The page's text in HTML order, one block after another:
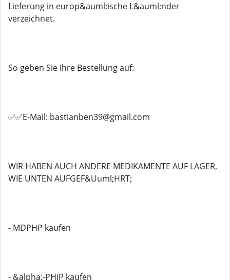
Lieferung in europ&auml;ische L&auml;nder
verzeichnet.
So geben Sie Ihre Bestellung auf:
✅✅E-Mail: bastianben39@gmail.com
WIR HABEN AUCH ANDERE MEDIKAMENTE AUF LAGER,
WIE UNTEN AUFGEF&Uuml;HRT;
- MDPHP kaufen
- &alpha;-PHiP kaufen